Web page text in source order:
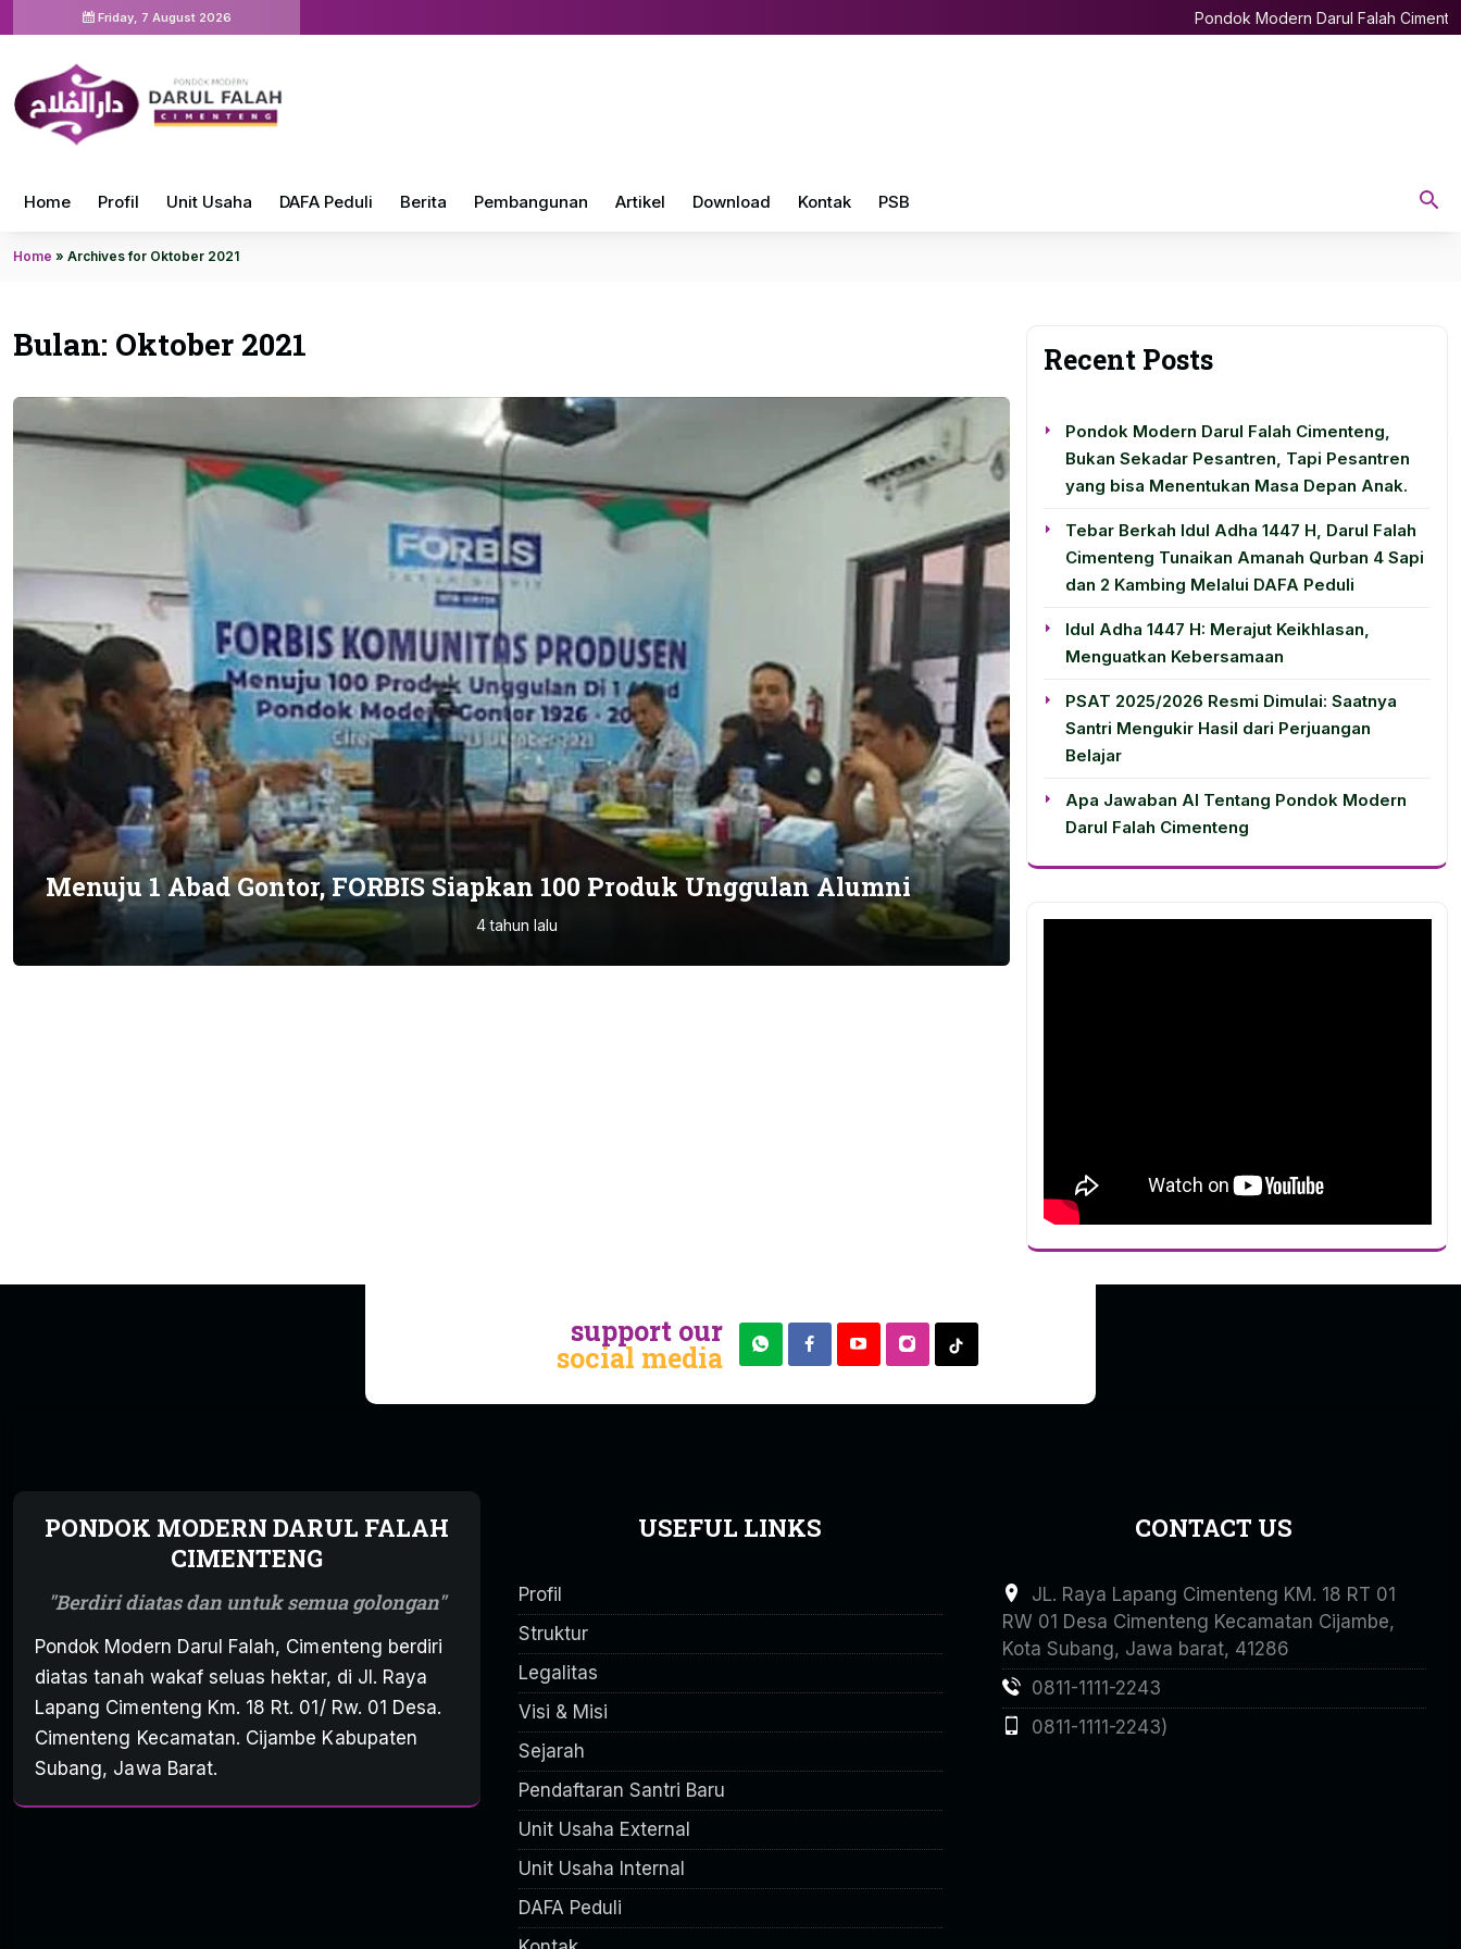
Pondok Modern Darul Falah
Friday, 7 August 2026
Home Profil Unit Usaha DAFA Peduli Berita Pembangunan Artikel Download Kontak PSB
Home » Archives for Oktober 2021
Bulan: Oktober 2021
Menuju 1 Abad Gontor, FORBIS Siapkan 100 Produk Unggulan Alumni
4 tahun lalu
Recent Posts
Pondok Modern Darul Falah Cimenteng,
Bukan Sekadar Pesantren, Tapi Pesantren
yang bisa Menentukan Masa Depan Anak.
Tebar Berkah Idul Adha 1447 H, Darul Falah
Cimenteng Tunaikan Amanah Qurban 4 Sapi
dan 2 Kambing Melalui DAFA Peduli
Idul Adha 1447 H: Merajut Keikhlasan,
Menguatkan Kebersamaan
PSAT 2025/2026 Resmi Dimulai: Saatnya
Santri Mengukir Hasil dari Perjuangan
Belajar
Apa Jawaban AI Tentang Pondok Modern
Darul Falah Cimenteng
support our
social media
PONDOK MODERN DARUL FALAH
CIMENTENG
Berdiri diatas dan untuk semua golongan
Pondok Modern Darul Falah, Cimenteng berdiri
diatas tanah wakaf seluas hektar, di Jl. Raya
Lapang Cimenteng Km. 18 Rt. 01/ Rw. 01 Desa.
Cimenteng Kecamatan. Cijambe Kabupaten
Subang, Jawa Barat.
USEFUL LINKS
Profil
Struktur
Legalitas
Visi & Misi
Sejarah
Pendaftaran Santri Baru
Unit Usaha External
Unit Usaha Internal
DAFA Peduli
CONTACT US
JL. Raya Lapang Cimenteng KM. 18 RT 01
RW 01 Desa Cimenteng Kecamatan Cijambe,
Kota Subang, Jawa barat, 41286
0811-1111-2243
0811-1111-2243)